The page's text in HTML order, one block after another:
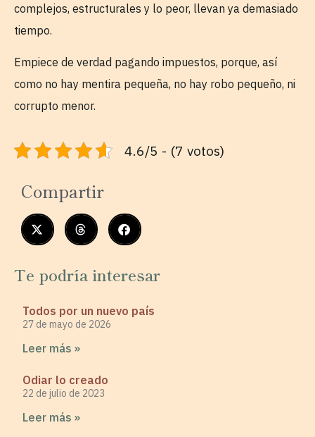
complejos, estructurales y lo peor, llevan ya demasiado
tiempo.
Empiece de verdad pagando impuestos, porque, así
como no hay mentira pequeña, no hay robo pequeño, ni
corrupto menor.
4.6/5 - (7 votos)
Compartir
Te podría interesar
Todos por un nuevo país
27 de mayo de 2026
Leer más »
Odiar lo creado
22 de julio de 2023
Leer más »